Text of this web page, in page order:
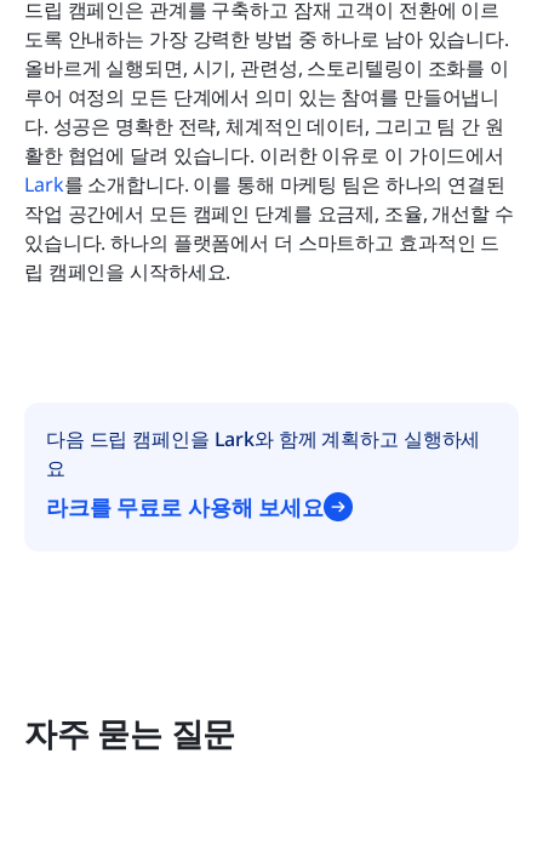
드립 캠페인은 관계를 구축하고 잠재 고객이 전환에 이르
도록 안내하는 가장 강력한 방법 중 하나로 남아 있습니다.
올바르게 실행되면, 시기, 관련성, 스토리텔링이 조화를 이
루어 여정의 모든 단계에서 의미 있는 참여를 만들어냅니
다. 성공은 명확한 전략, 체계적인 데이터, 그리고 팀 간 원
Lark를 소개합니다. 이를 통해 마케팅 팀은 하나의 연결된
작업 공간에서 모든 캠페인 단계를 요금제, 조율, 개선할 수
있습니다. 하나의 플랫폼에서 더 스마트하고 효과적인 드
립 캠페인을 시작하세요.
다음 드립 캠페인을 Lark와 함께 계획하고 실행하세
요
라크를 무료로 사용해 보세요
자주 묻는 질문